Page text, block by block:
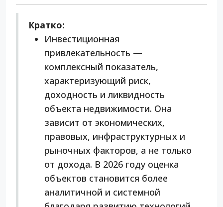
Кратко:
Инвестиционная
привлекательность —
комплексный показатель,
характеризующий риск,
доходность и ликвидность
объекта недвижимости. Она
зависит от экономических,
правовых, инфраструктурных и
рыночных факторов, а не только
от дохода. В 2026 году оценка
объектов становится более
аналитичной и системной